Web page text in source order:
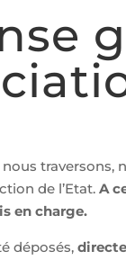
de l’Etat.A
en charge.
déposés,